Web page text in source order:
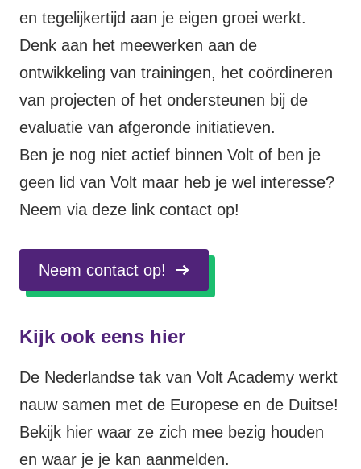
en tegelijkertijd aan je eigen groei werkt.
Denk aan het meewerken aan de
ontwikkeling van trainingen, het coördineren
van projecten of het ondersteunen bij de
evaluatie van afgeronde initiatieven.
Ben je nog niet actief binnen Volt of ben je
geen lid van Volt maar heb je wel interesse?
Neem via deze link contact op!
Neem contact op!
Kijk ook eens hier
De Nederlandse tak van Volt Academy werkt
nauw samen met de Europese en de Duitse!
Bekijk hier waar ze zich mee bezig houden
en waar je je kan aanmelden.